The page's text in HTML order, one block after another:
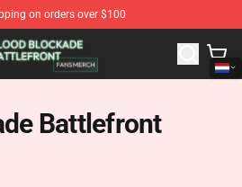
on orders over $100
Shop - Official Blood
Battlefront